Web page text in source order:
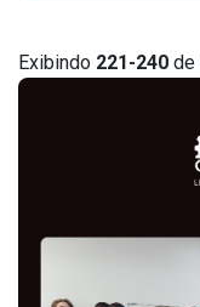
Exibindo 221-240 de